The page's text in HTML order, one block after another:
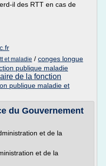
il des RTT en cas de
et maladie / conges longue
publique maladie
de la fonction
publique maladie et
du Gouvernement
et de la
et de la